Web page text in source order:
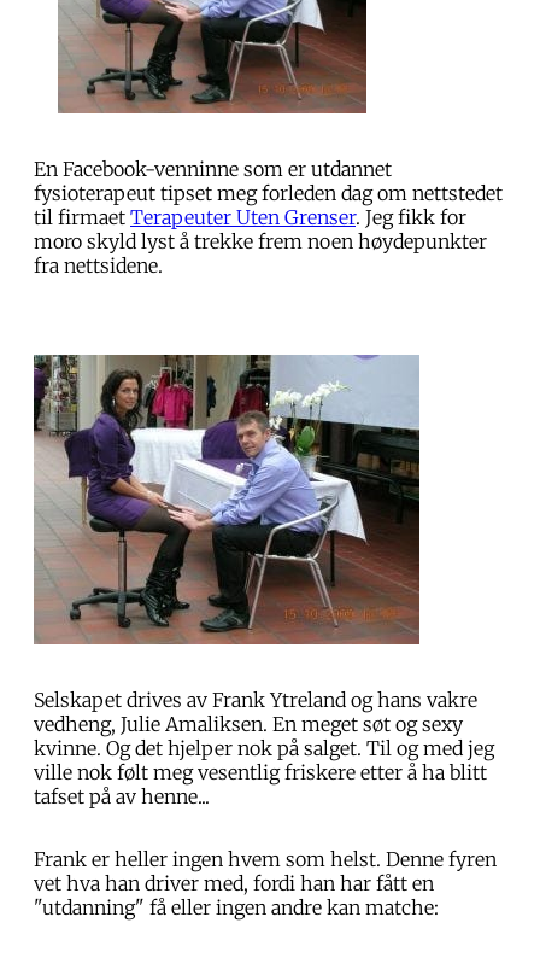
En Facebook-venninne som er utdannet
fysioterapeut tipset meg forleden dag om nettstedet
til firmaet Terapeuter Uten Grenser. Jeg fikk for
moro skyld lyst å trekke frem noen høydepunkter
fra nettsidene.
Selskapet drives av Frank Ytreland og hans vakre
vedheng, Julie Amaliksen. En meget søt og sexy
kvinne. Og det hjelper nok på salget. Til og med jeg
ville nok følt meg vesentlig friskere etter å ha blitt
tafset på av henne...
Frank er heller ingen hvem som helst. Denne fyren
vet hva han driver med, fordi han har fått en
"utdanning" få eller ingen andre kan matche: